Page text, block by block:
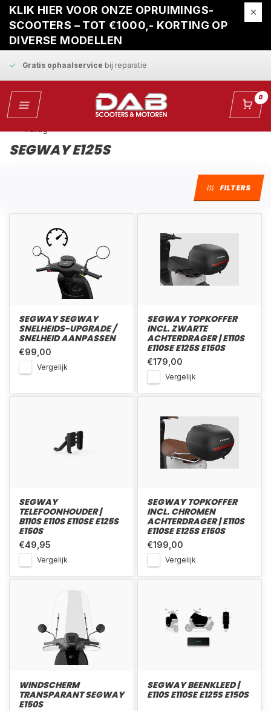
KLIK HIER VOOR ONZE OPRUIMINGS-
SCOOTERS – TOT €1000,- KORTING OP
DIVERSE MODELLEN
Snelle levering envaste scherpe prijzen
Tot3 jaar garantie op alle nieuwe scooters
Gratis ophaalservice bij reparatie
Snelle levering vaste scherpe prijzen 0
SEGWAY E125S
FILTERS
SEGWAY SEGWAY
SNELHEIDS-UPGRADE /
SNELHEID AANPASSEN
€99,00
Vergelijk
SEGWAY TOPKOFFER
INCL. ZWARTE
ACHTERDRAGER | E110S
E110SE E125S E150S
€179,00
Vergelijk
SEGWAY
TELEFOONHOUDER |
B110S E110S E110SE E125S
E150S
€49,95
Vergelijk
SEGWAY TOPKOFFER
INCL. CHROMEN
ACHTERDRAGER | E110S
E110SE E125S E150S
€199,00
Vergelijk
WINDSCHERM
TRANSPARANT SEGWAY
E150S
SEGWAY BEENKLEED |
E110S E110SE E125S E150S